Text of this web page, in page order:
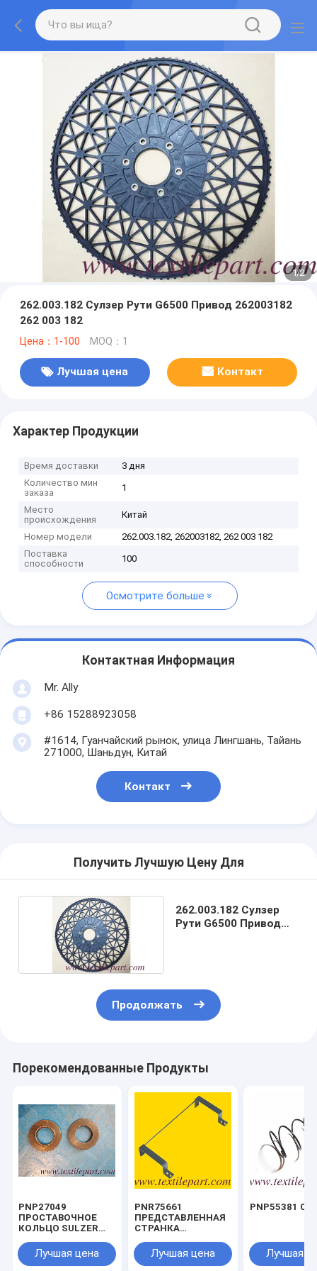
1/2
262.003.182 Сулзер Рути G6500 Привод 262003182
262 003 182
Цена：1-100 MOQ：1
Лучшая цена Контакт
Характер Продукции
Время доставки
3 дня
Количество мин
заказа
1
Место
происхождения
Китай
Номер модели
262.003.182, 262003182, 262 003 182
Поставка
способности
100
Осмотрите больше
Контактная Информация
Mr. Ally
+86 15288923058
#1614, Гуанчайский рынок, улица Лингшань, Тайань
271000, Шаньдун, Китай
Контакт
Получить Лучшую Цену Для
262.003.182 Сулзер
Рути G6500 Привод
Продолжать
Порекомендованные Продукты
PNP27049
ПРОСТАВОЧНОЕ
КОЛЬЦО SULZER
G6300Лучшая цена
PNR75661
ПРЕДСТАВЛЕННАЯ
СТРАНКА
ДОПРАВЛЕНИЯ
SULZER SMIT FAST
Лучшая цена
PNP55381
Лучшая